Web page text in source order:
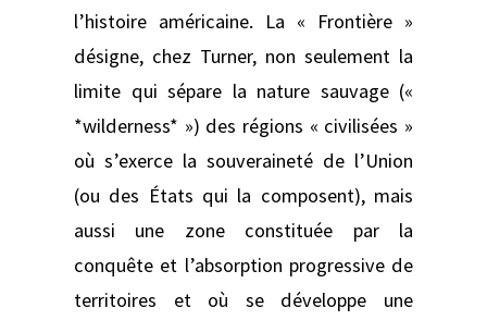
l’histoire américaine. La « Frontière »
désigne, chez Turner, non seulement la
limite qui sépare la nature sauvage («
*wilderness* ») des régions « civilisées »
où s’exerce la souveraineté de l’Union
(ou des États qui la composent), mais
aussi une zone constituée par la
conquête et l’absorption progressive de
territoires et où se développe une